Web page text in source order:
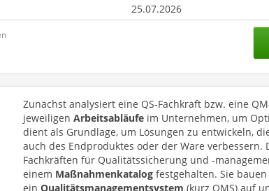
25.07.2026
Zunächst analysiert eine QS-Fachkraft bzw. eine
jeweiligen Arbeitsabläufe im Unternehmen, um
dient als Grundlage, um Lösungen zu entwickeln,
auch des Endproduktes oder der Ware
Fachkräften für Qualitätssicherung und -
einem Maßnahmenkatalog festgehalten. Sie
ein Qualitätsmanagementsystem (kurz QMS) auf